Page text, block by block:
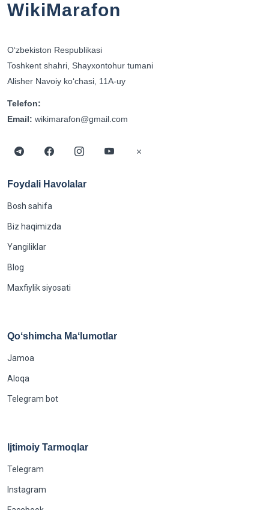
WikiMarafon
Oʻzbekiston Respublikasi
Toshkent shahri, Shayxontohur tumani
Alisher Navoiy koʻchasi, 11A-uy
Telefon:
Email: wikimarafon@gmail.com
Foydali Havolalar
Bosh sahifa
Biz haqimizda
Yangiliklar
Blog
Maxfiylik siyosati
Qoʻshimcha Maʻlumotlar
Jamoa
Aloqa
Telegram bot
Ijtimoiy Tarmoqlar
Telegram
Instagram